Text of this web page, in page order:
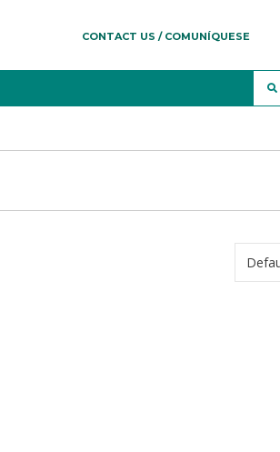
CONTACT US / COMUNÍQUESE